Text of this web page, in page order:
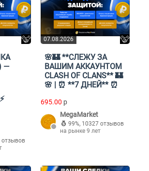
—
отзывов
07.08.2026
🌸🏰 **СЛЕЖУ ЗА
ВАШИМ АККАУНТОМ
CLASH OF CLANS** 🏰
🌸 | ⏰ **7 ДНЕЙ** ⏰
695.00 p
MegaMarket
99%, 10327 отзывов
на рынке 9 лет